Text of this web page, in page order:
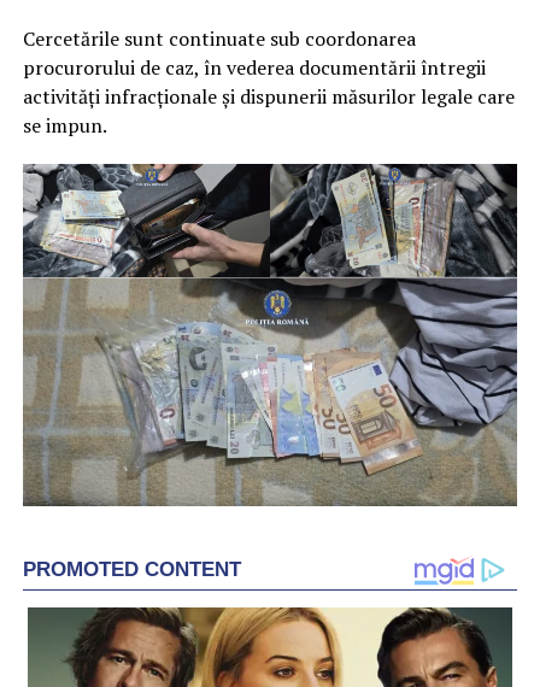
Cercetările sunt continuate sub coordonarea
procurorului de caz, în vederea documentării întregii
activități infracționale și dispunerii măsurilor legale care
se impun.